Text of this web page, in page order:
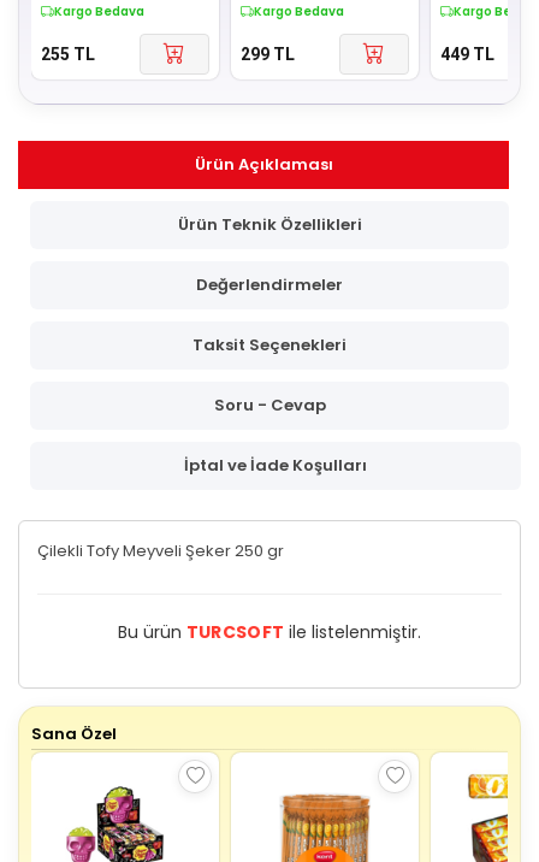
Kargo Bedava
255 TL
Kargo Bedava
299 TL
Kargo
449 TL
Ürün Açıklaması
Ürün Teknik Özellikleri
Değerlendirmeler
Taksit Seçenekleri
Soru - Cevap
İptal ve İade Koşulları
Çilekli Tofy Meyveli Şeker 250 gr
Bu ürün TURCSOFT ile listelenmiştir.
Sana Özel